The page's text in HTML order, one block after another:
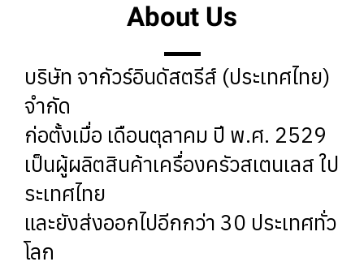
About Us
บริษัท จากัวร์อินดัสตรีส์ (ประเทศไทย)
จำกัด
ก่อตั้งเมื่อ เดือนตุลาคม ปี พ.ศ. 2529
เป็นผู้ผลิตสินค้าเครื่องครัวสเตนเลส ใป
ระเทศไทย
และยังส่งออกไปอีกกว่า 30 ประเทศทั่ว
โลก